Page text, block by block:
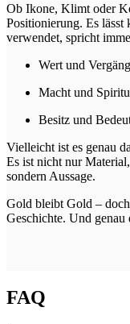
Ob Ikone, Klimt oder
Positionierung. Es
verwendet, spricht
Wert und
Macht und
Besitz und
Vielleicht ist es genau
Es ist nicht nur
sondern Aussage.
Gold bleibt Gold –
Geschichte. Und
FAQ